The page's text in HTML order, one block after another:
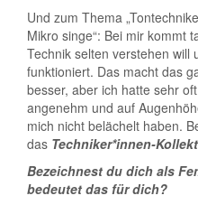
Und zum Thema
Mikro singe“: Bei mir kommt
Technik selten verstehen will
funktioniert. Das macht das
besser, aber ich hatte sehr
angenehm und auf
mich nicht belächelt haben.
das Techniker*innen-
Bezeichnest du dich als
bedeutet das für dich?